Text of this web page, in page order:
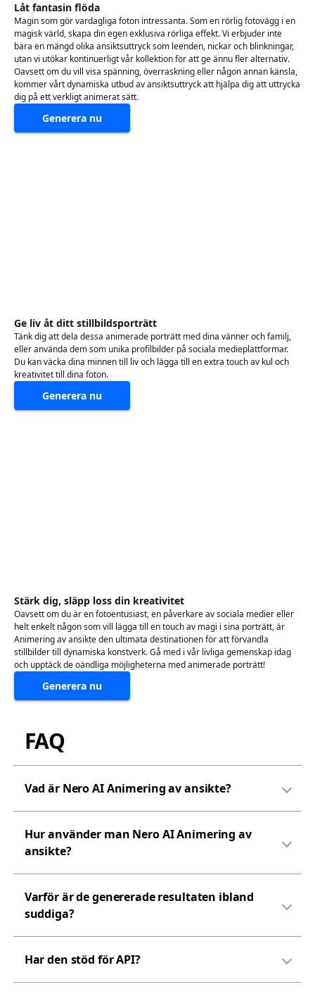
Låt fantasin flöda
Magin som gör vardagliga foton intressanta. Som en rörlig fotovägg i en
magisk värld, skapa din egen exklusiva rörliga effekt. Vi erbjuder inte
bara en mängd olika ansiktsuttryck som leenden, nickar och blinkningar,
utan vi utökar kontinuerligt vår kollektion för att ge ännu fler alternativ.
Oavsett om du vill visa spänning, överraskning eller någon annan känsla,
kommer vårt dynamiska utbud av ansiktsuttryck att hjälpa dig att uttrycka
dig på ett verkligt animerat sätt.
Generera nu
Ge liv åt ditt stillbildsporträtt
Tänk dig att dela dessa animerade porträtt med dina vänner och familj,
eller använda dem som unika profilbilder på sociala medieplattformar.
Du kan väcka dina minnen till liv och lägga till en extra touch av kul och
kreativitet till dina foton.
Generera nu
Stärk dig, släpp loss din kreativitet
Oavsett om du är en fotoentusiast, en påverkare av sociala medier eller
helt enkelt någon som vill lägga till en touch av magi i sina porträtt, är
Animering av ansikte den ultimata destinationen för att förvandla
stillbilder till dynamiska konstverk. Gå med i vår livliga gemenskap idag
och upptäck de oändliga möjligheterna med animerade porträtt!
Generera nu
FAQ
Vad är Nero AI Animering av ansikte?
Hur använder man Nero AI Animering av
ansikte?
Varför är de genererade resultaten ibland
suddiga?
Har den stöd för API?